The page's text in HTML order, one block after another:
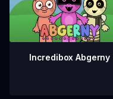
Incredibox Abgerny